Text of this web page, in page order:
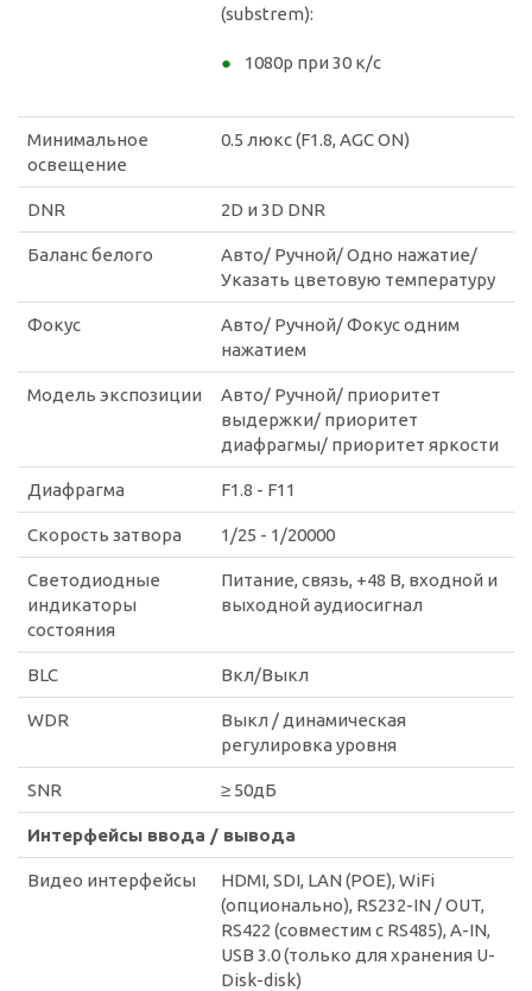
(substrem):
1080p при 30 к/с
Минимальное
освещение
0.5 люкс (F1.8, AGC ON)
DNR 2D и 3D DNR
Баланс белого
Авто/ Ручной/ Одно нажатие/
Указать цветовую температуру
Фокус
Авто/ Ручной/ Фокус одним
нажатием
Модель экспозиции
Авто/ Ручной/ приоритет
выдержки/ приоритет
диафрагмы/ приоритет яркости
Диафрагма F1.8 - F11
Скорость затвора 1/25 - 1/20000
Светодиодные
индикаторы
состояния
Питание, связь, +48 В, входной и
выходной аудиосигнал
BLC Вкл/Выкл
WDR
Выкл / динамическая
регулировка уровня
SNR ≥ 50дБ
Интерфейсы ввода / вывода
Видео интерфейсы
HDMI, SDI, LAN (POE), WiFi
(опционально), RS232-IN / OUT,
RS422 (совместим с RS485), A-IN,
USB 3.0 (только для хранения U-
Disk-disk)